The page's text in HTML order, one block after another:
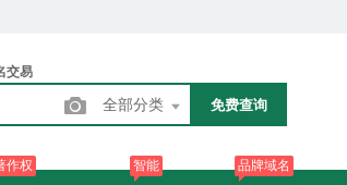
交易
全部分类 免费查询
作权 智能 品牌域名